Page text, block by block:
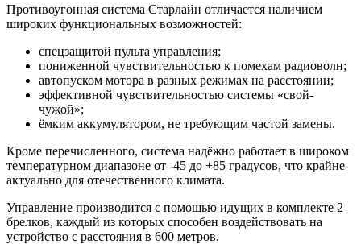
Противоугонная система Старлайн отличается наличием
широких функциональных возможностей:
спецзащитой пульта управления;
пониженной чувствительностью к помехам радиоволн;
автопуском мотора в разных режимах на расстоянии;
эффективной чувствительностью системы «свой-
чужой»;
ёмким аккумулятором, не требующим частой замены.
Кроме перечисленного, система надёжно работает в широком
температурном диапазоне от -45 до +85 градусов, что крайне
актуально для отечественного климата.
Управление производится с помощью идущих в комплекте 2
брелков, каждый из которых способен воздействовать на
устройство с расстояния в 600 метров.